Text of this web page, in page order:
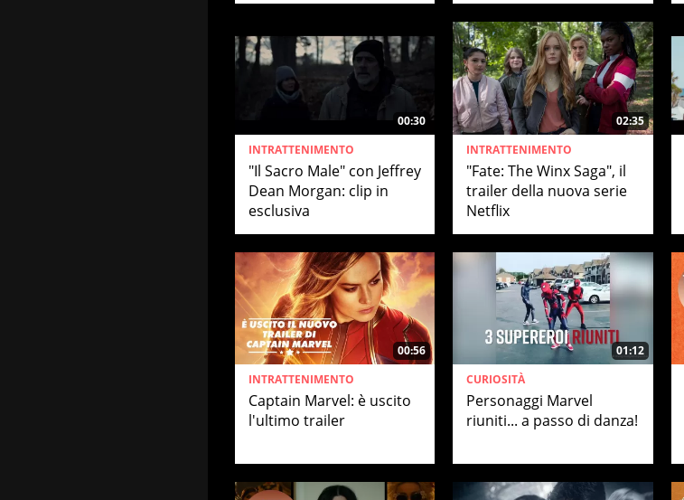
00:30
INTRATTENIMENTO
"Il Sacro Male" con Jeffrey
Dean Morgan: clip in
esclusiva
02:35
INTRATTENIMENTO
"Fate: The Winx Saga", il
trailer della nuova serie
Netflix
00:56
INTRATTENIMENTO
Captain Marvel: è uscito
l'ultimo trailer
01:12
CURIOSITÀ
Personaggi Marvel
riuniti... a passo di danza!